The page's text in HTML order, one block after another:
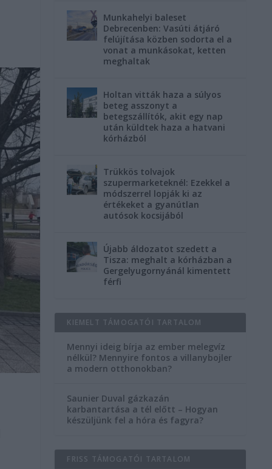
Munkahelyi baleset
Debrecenben: Vasúti átjáró
felújítása közben sodorta el a
vonat a munkásokat, ketten
meghaltak
Holtan vitták haza a súlyos
beteg asszonyt a
betegszállítók, akit egy nap
után küldtek haza a hatvani
kórházból
Trükkös tolvajok
szupermarketeknél: Ezekkel a
módszerrel lopják ki az
értékeket a gyanútlan
autósok kocsijából
Újabb áldozatot szedett a
Tisza: meghalt a kórházban a
Gergelyugornyánál kimentett
férfi
KIEMELT TÁMOGATÓI TARTALOM
Mennyi ideig bírja az ember melegvíz
nélkül? Mennyire fontos a villanybojler
a modern otthonokban?
Saunier Duval gázkazán
karbantartása a tél előtt – Hogyan
készüljünk fel a hóra és fagyra?
FRISS TÁMOGATÓI TARTALOM